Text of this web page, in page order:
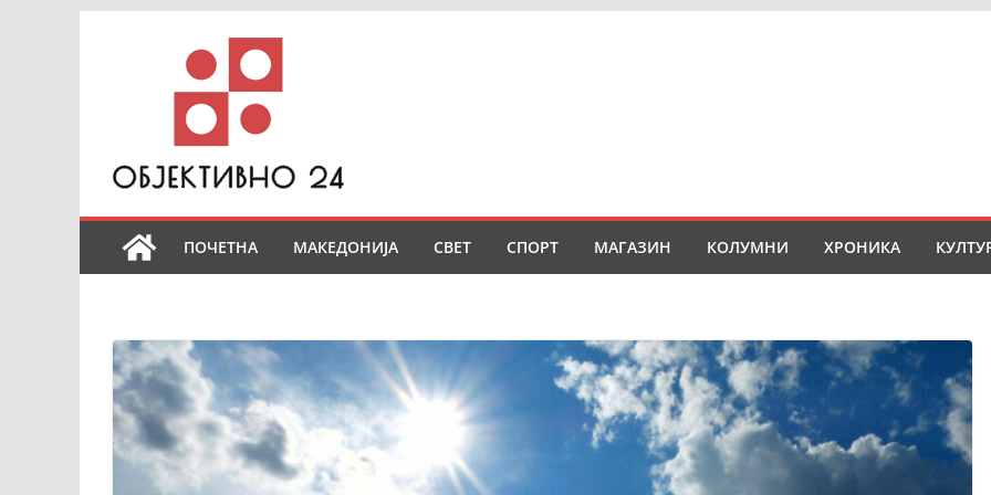
ПОЧЕТНА МАКЕДОНИЈА СВЕТ СПОРТ МАГАЗИН КОЛУМНИ ХРОНИКА